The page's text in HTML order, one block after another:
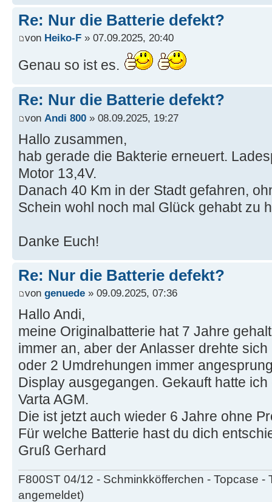
Re: Nur die Batterie defekt?
von Heiko-F » 07.09.2025, 20:40
Genau so ist es.
Re: Nur die Batterie defekt?
von Andi 800 » 08.09.2025, 19:27
Hallo zusammen,
hab gerade die Bakterie erneuert.
Motor 13,4V.
Danach 40 Km in der Stadt gefahren,
Schein wohl noch mal Glück gehabt zu
Danke Euch!
Re: Nur die Batterie defekt?
von genuede » 09.09.2025, 07:36
Hallo Andi,
meine Originalbatterie hat 7 Jahre
immer an, aber der Anlasser drehte
oder 2 Umdrehungen immer
Display ausgegangen. Gekauft hatte
Varta AGM.
Die ist jetzt auch wieder 6 Jahre ohne
Für welche Batterie hast du dich
Gruß Gerhard
F800ST 04/12 - Schminkköfferchen - Topcase -
angemeldet)